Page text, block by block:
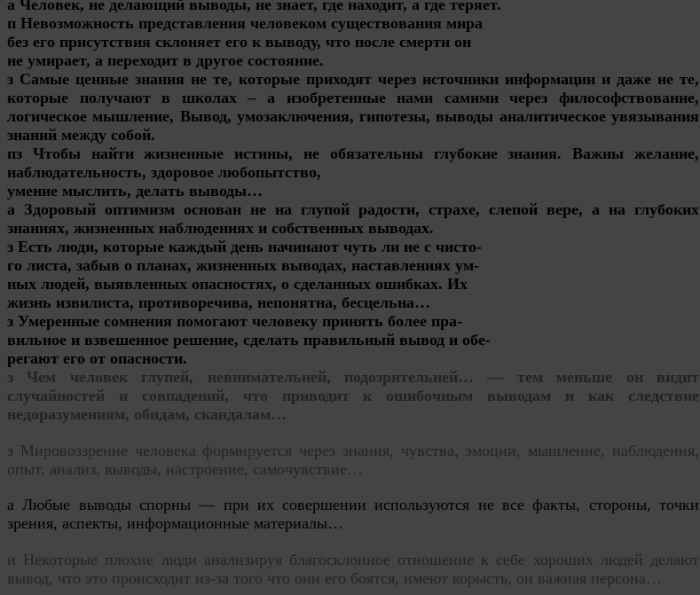
а Человек, не делающий выводы, не знает, где находит, а где теряет.
п Невозможность представления человеком существования мира
без его присутствия склоняет его к выводу, что после смерти он
не умирает, а переходит в другое состояние.
з Самые ценные знания не те, которые приходят через источники информации и даже не те,
которые получают в школах – а изобретенные нами самими через философствование,
логическое мышление, Вывод, умозаключения, гипотезы, выводы аналитическое увязывания
знаний между собой.
пз Чтобы найти жизненные истины, не обязательны глубокие знания. Важны желание,
наблюдательность, здоровое любопытство,
умение мыслить, делать выводы…
а Здоровый оптимизм основан не на глупой радости, страхе, слепой вере, а на глубоких
знаниях, жизненных наблюдениях и собственных выводах.
з Есть люди, которые каждый день начинают чуть ли не с чисто-
го листа, забыв о планах, жизненных выводах, наставлениях ум-
ных людей, выявленных опасностях, о сделанных ошибках. Их
жизнь извилиста, противоречива, непонятна, бесцельна…
з Умеренные сомнения помогают человеку принять более пра-
вильное и взвешенное решение, сделать правильный вывод и обе-
регают его от опасности.
з Чем человек глупей, невнимательней, подозрительней… — тем меньше он видит
случайностей и совпадений, что приводит к ошибочным выводам и как следствие
недоразумениям, обидам, скандалам…
з Мировоззрение человека формируется через знания, чувства, эмоции, мышление, наблюдения,
опыт, анализ, выводы, настроение, самочувствие…
а Любые выводы спорны — при их совершении используются не все факты, стороны, точки
зрения, аспекты, информационные материалы…
и Некоторые плохие люди анализируя благосклонное отношение к себе хороших людей делают
вывод, что это происходит из-за того что они его боятся, имеют корысть, он важная персона…